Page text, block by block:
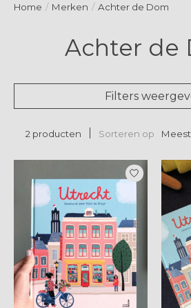
Home / Merken / Achter de Dom
Achter de
Filters
2 producten Sorteren op